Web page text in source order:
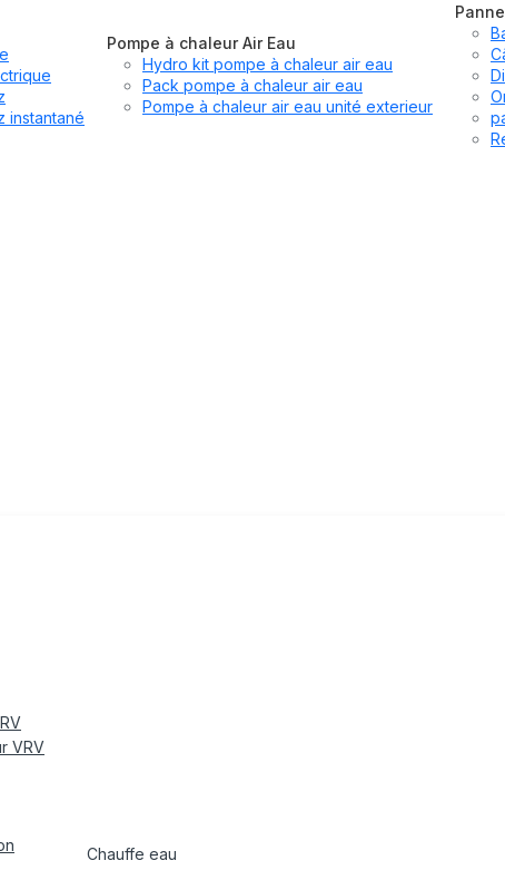
instantané
Pompe à chaleur Air Eau
Hydro kit pompe à chaleur air eau
Pack pompe à chaleur air eau
Pompe à chaleur air eau unité exterieur
VRV
Chauffe eau